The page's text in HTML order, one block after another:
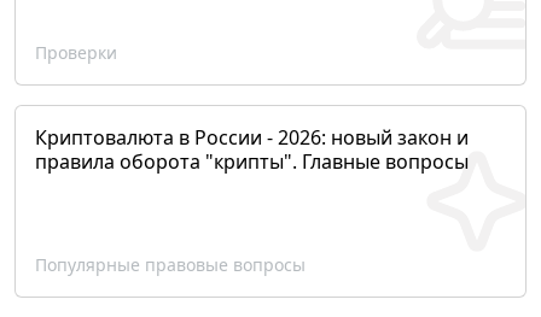
Проверки
Криптовалюта в России - 2026: новый закон и
правила оборота "крипты". Главные вопросы
Популярные правовые вопросы